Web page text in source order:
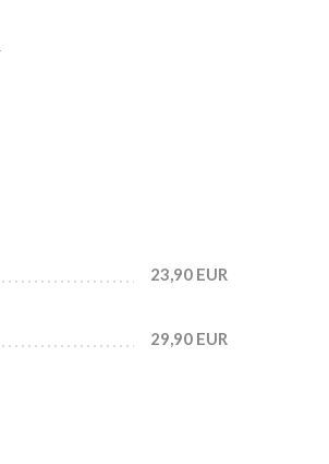
23,90 EUR
29,90 EUR